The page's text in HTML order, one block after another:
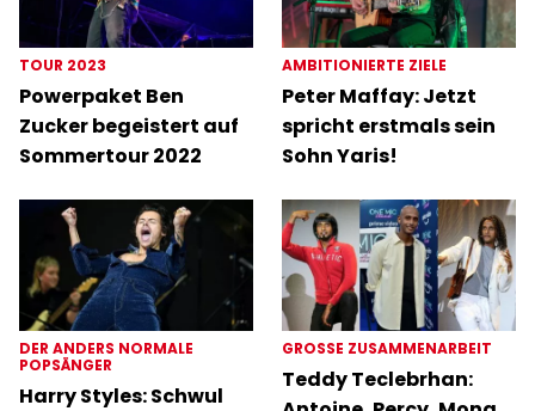
TOUR 2023
Powerpaket Ben
Zucker begeistert auf
Sommertour 2022
AMBITIONIERTE ZIELE
Peter Maffay: Jetzt
spricht erstmals sein
Sohn Yaris!
DER ANDERS NORMALE
POPSÄNGER
Harry Styles: Schwul
GROSSE ZUSAMMENARBEIT
Teddy Teclebrhan: